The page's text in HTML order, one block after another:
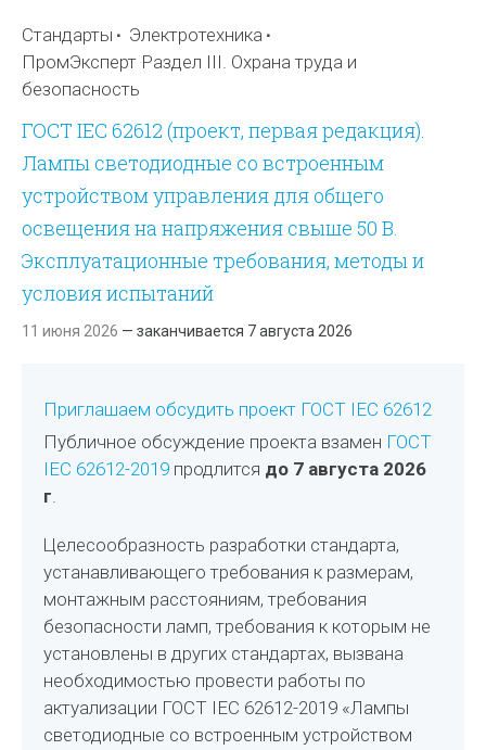
Стандарты
Электротехника
ПромЭксперт Раздел III. Охрана труда и
безопасность
ГОСТ IEC 62612 (проект, первая редакция).
Лампы светодиодные со встроенным
устройством управления для общего
освещения на напряжения свыше 50 В.
Эксплуатационные требования, методы и
условия испытаний
11 июня 2026 — заканчивается 7 августа 2026
Приглашаем обсудить проект ГОСТ IEC 62612
Публичное обсуждение проекта взамен ГОСТ
IEC 62612-2019 продлится до 7 августа 2026
г.
Целесообразность разработки стандарта,
устанавливающего требования к размерам,
монтажным расстояниям, требования
безопасности ламп, требования к которым не
установлены в других стандартах, вызвана
необходимостью провести работы по
актуализации ГОСТ IEC 62612-2019 «Лампы
светодиодные со встроенным устройством